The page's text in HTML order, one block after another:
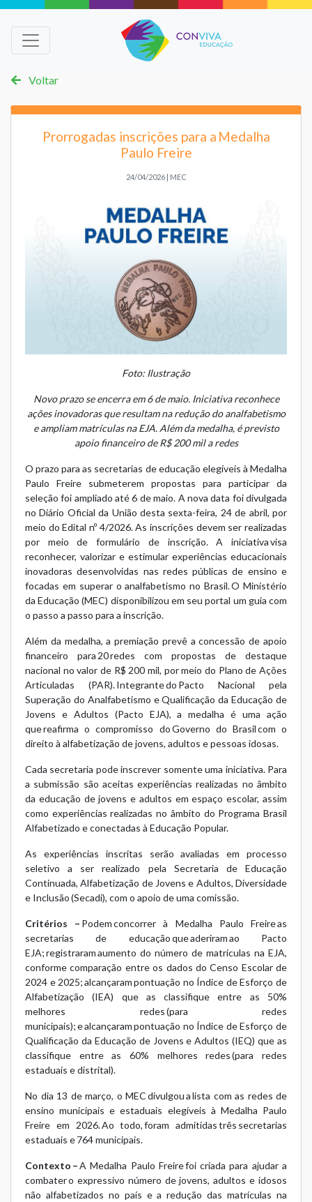
Voltar
Prorrogadas inscrições para a Medalha
Paulo Freire
24/04/2026 | MEC
Foto: Ilustração
Novo prazo se encerra em 6 de maio. Iniciativa reconhece
ações inovadoras que resultam na redução do analfabetismo
e ampliam matrículas na EJA. Além da medalha, é previsto
apoio financeiro de R$ 200 mil a redes
O prazo para as secretarias de educação elegíveis à Medalha
Paulo Freire submeterem propostas para participar da
seleção foi ampliado até 6 de maio. A nova data foi divulgada
no Diário Oficial da União desta sexta-feira, 24 de abril, por
meio doEdital nº 4/2026. As inscrições devem ser realizadas
por meio deformulário de inscrição. A iniciativa visa
reconhecer, valorizar e estimular experiências educacionais
inovadoras desenvolvidas nas redes públicas de ensino e
focadas em superar o analfabetismo no Brasil. O Ministério
da Educação (MEC) disponibilizou em seu portal um guia com
o passo a passo para a inscrição.
Além da medalha, a premiação prevê a concessão de apoio
financeiro para 20 redes com propostas de destaque
nacional no valor de R$ 200 mil, por meio do Plano de Ações
Articuladas (PAR). Integrante do Pacto Nacional pela
Superação do Analfabetismo e Qualificação da Educação de
Jovens e Adultos (Pacto EJA), a medalha é uma ação
que reafirma o compromisso do Governo do Brasil com o
direito à alfabetização de jovens, adultos e pessoas idosas.
Cada secretaria pode inscrever somente uma iniciativa. Para
a submissão são aceitas experiências realizadas no âmbito
da educação de jovens e adultos em espaço escolar, assim
como experiências realizadas no âmbito do Programa Brasil
Alfabetizado e conectadas à Educação Popular.
As experiências inscritas serão avaliadas em processo
seletivo a ser realizado pela Secretaria de Educação
Continuada, Alfabetização de Jovens e Adultos, Diversidade
e Inclusão (Secadi), com o apoio de uma comissão.
Critérios – Podem concorrer à Medalha Paulo Freire as
secretarias de educação que aderiram ao Pacto
EJA; registraram aumento do número de matrículas na EJA,
conforme comparação entre os dados do Censo Escolar de
2024 e 2025; alcançaram pontuação no Índice de Esforço de
Alfabetização (IEA) que as classifique entre as 50%
melhores redes (para redes
municipais); e alcançaram pontuação no Índice de Esforço de
Qualificação da Educação de Jovens e Adultos (IEQ) que as
classifique entre as 60% melhores redes (para redes
estaduais e distrital).
No dia 13 de março, o MEC divulgou alista com as redes de
ensino municipais e estaduais elegíveis à Medalha Paulo
Freire em 2026. Ao todo, foram admitidas três secretarias
estaduais e 764 municipais.
Contexto –A Medalha Paulo Freire foi criada para ajudar a
combater o expressivo número de jovens, adultos e idosos
não alfabetizados no país e a redução das matrículas na